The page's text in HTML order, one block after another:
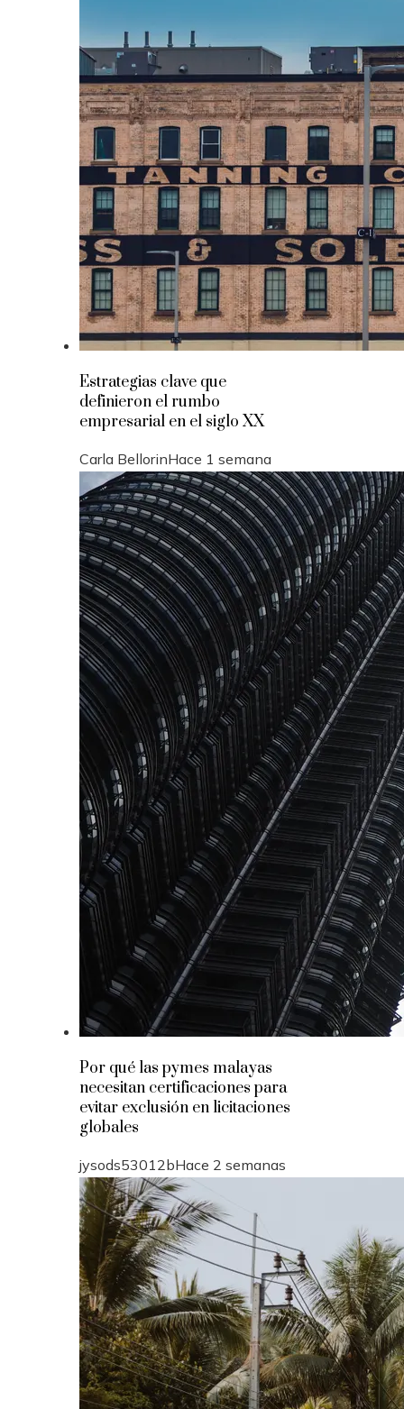
Estrategias clave que
definieron el rumbo
empresarial en el siglo XX
Carla BellorinHace 1 semana
Por qué las pymes malayas
necesitan certificaciones para
evitar exclusión en licitaciones
globales
jysods53012bHace 2 semanas